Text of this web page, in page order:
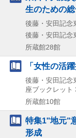
生のための
後藤・安田記念
後藤・安田記念
所蔵館28館
「女性の活
後藤・安田記念
座ブックレット
所蔵館10館
特集1"地元"
形成